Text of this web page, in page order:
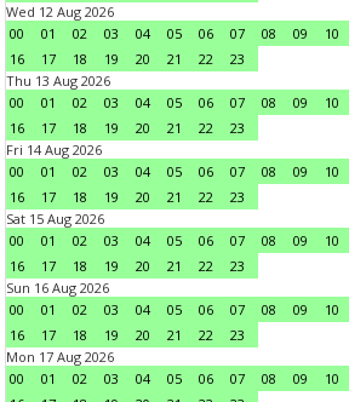
Wed 12 Aug 2026
00
01 02 03 04 05 06 07 08 09 10
16
17 18 19 20 21 22
23
Thu 13 Aug 2026
00
01 02 03 04 05 06 07 08 09 10
16
17 18 19 20 21 22
23
Fri 14 Aug 2026
00
01 02 03 04 05 06 07 08 09 10
16
17 18 19 20 21 22
23
Sat 15 Aug 2026
00
01 02 03 04 05 06 07 08 09 10
16
17 18 19 20 21 22
23
Sun 16 Aug 2026
00
01 02 03 04 05 06 07 08 09 10
16
17 18 19 20 21 22
23
Mon 17 Aug 2026
00
01 02 03 04 05 06 07 08 09 10